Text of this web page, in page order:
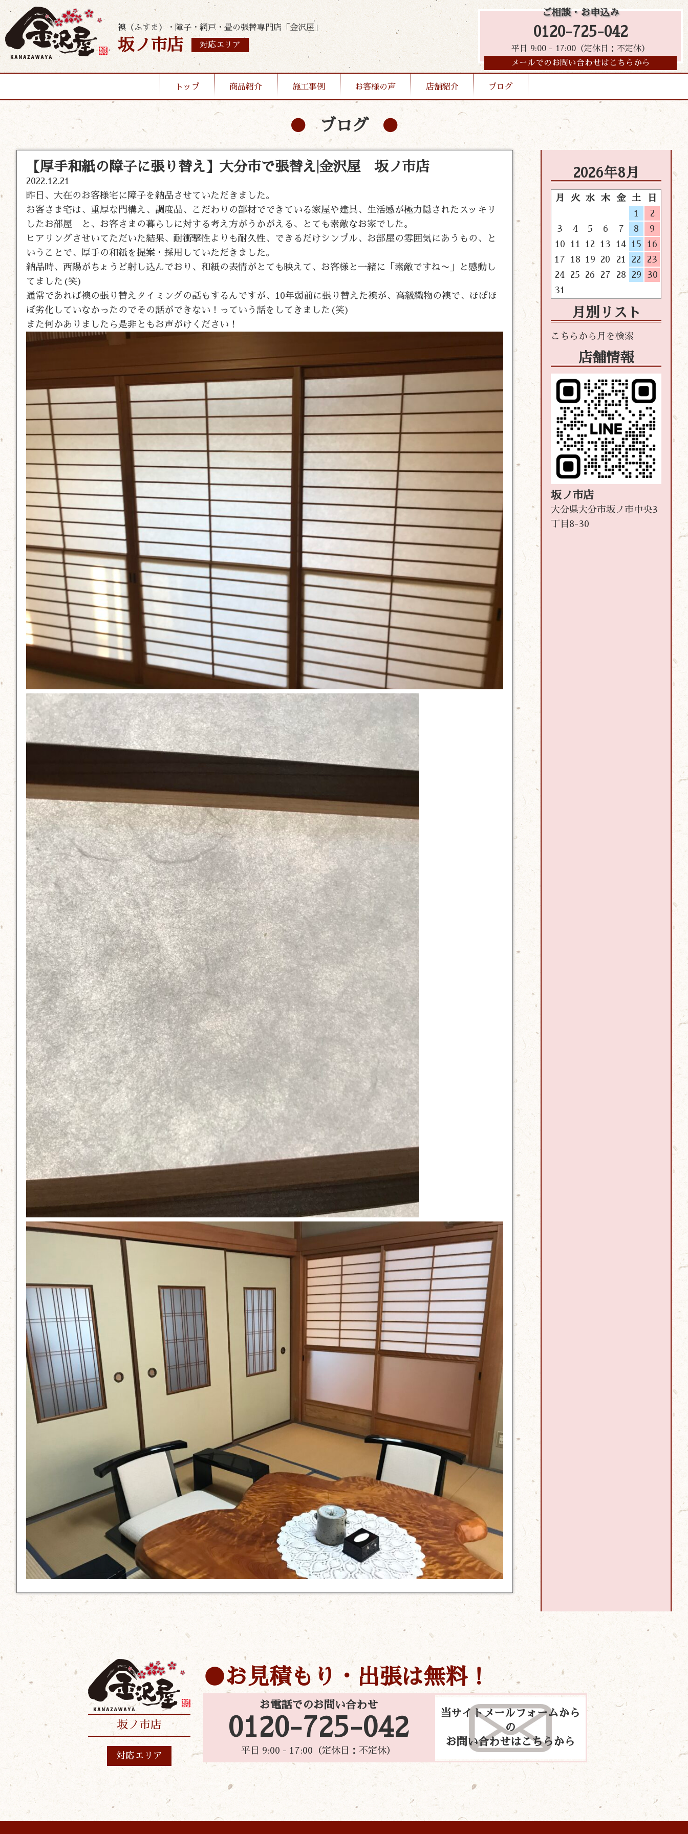
襖（ふすま）・障子・網戸・畳の張替専門店「金沢屋」
坂ノ市店 対応エリア
ご相談・お申込み
0120-725-042
平日 9:00 - 17:00（定休日：不定休）
メールでのお問い合わせはこちらから
トップ 商品紹介 施工事例 お客様の声 店舗紹介 ブログ
ブログ
【厚手和紙の障子に張り替え】大分市で張替え|金沢屋 坂ノ市店
2022.12.21
昨日、大在のお客様宅に障子を納品させていただきました。
お客さま宅は、重厚な門構え、調度品、こだわりの部材でできている家屋や建具、生活感が極力隠されたスッキリ
したお部屋 と、お客さまの暮らしに対する考え方がうかがえる、とても素敵なお家でした。
ヒアリングさせいてただいた結果、耐衝撃性よりも耐久性、できるだけシンプル、お部屋の雰囲気にあうもの、と
いうことで、厚手の和紙を提案・採用していただきました。
納品時、西陽がちょうど射し込んでおり、和紙の表情がとても映えて、お客様と一緒に「素敵ですね〜」と感動し
てました(笑)
通常であれば襖の張り替えタイミングの話もするんですが、10年弱前に張り替えた襖が、高級織物の襖で、ほぼほ
ぼ劣化していなかったのでその話ができない！っていう話をしてきました(笑)
また何かありましたら是非ともお声がけください！
2026年8月
月 火 水 木 金 土
日
1
2
3
4 5 6 7 8
9
10
11 12 13 14 15
16
17
18 19 20 21 22
23
24
25 26 27 28 29
30
31
月別リスト
店舗情報
坂ノ市店
大分県大分市坂ノ市中央3
丁目8-30
坂ノ市店
対応エリア
お見積もり・出張は無料！
お電話でのお問い合わせ
0120-725-042
平日 9:00 - 17:00（定休日：不定休）
当サイトメールフォームから
の
お問い合わせはこちらから